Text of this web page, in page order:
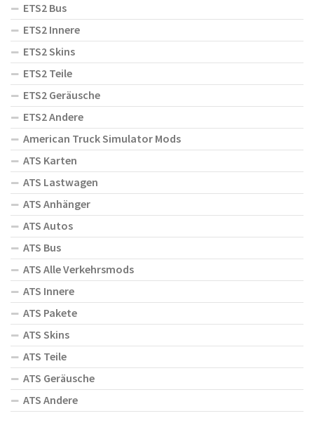
ETS2 Bus
ETS2 Innere
ETS2 Skins
ETS2 Teile
ETS2 Geräusche
ETS2 Andere
American Truck Simulator Mods
ATS Karten
ATS Lastwagen
ATS Anhänger
ATS Autos
ATS Bus
ATS Alle Verkehrsmods
ATS Innere
ATS Pakete
ATS Skins
ATS Teile
ATS Geräusche
ATS Andere